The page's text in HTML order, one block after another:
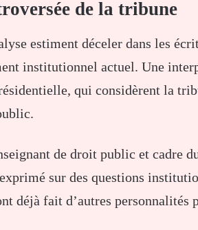
de la tribune
estiment déceler dans les
institutionnel actuel. Une
qui considèrent la
de droit public et cadre
sur des questions
déjà fait d’autres personnalités